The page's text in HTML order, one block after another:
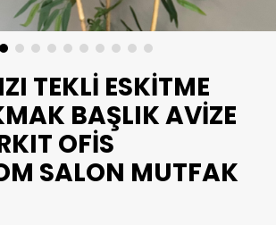
TEKLI ESKITME
BAŞLIK AVIZE
OFIS
SALON MUTFAK